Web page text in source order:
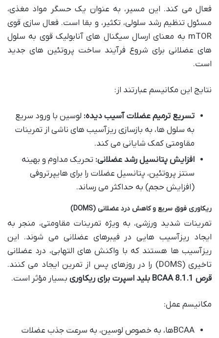
فعال می کند. این مسیر، به عنوان یک حسگر مواد مغذی،
مسئول تنظیم رشد سلولی، تکثیر، و بقا است. فعال سازی قوی
mTOR به معنای ارسال سیگنال های آنابولیک قوی به سلول
های عضلانی برای شروع فرآیند ساخت پروتئین های جدید
است.
نتایج این مکانیسم عبارتند از:
تسریع ترمیم عضلات آسیب دیده: لوسین با ورود سریع
به سلول ها، به بازسازی ریزآسیب های ناشی از تمرینات
مقاومتی کمک شایانی می کند.
افزایش پتانسیل رشد عضلانی: تحریک مداوم و بهینه
سنتز پروتئین، پتانسیل عضلات را برای هایپرتروفی
(افزایش حجم) به حداکثر می رساند.
ریکاوری فوق سریع و کاهش درد عضلانی (DOMS)
تمرینات شدید ورزشی، به ویژه تمرینات مقاومتی، منجر به
ایجاد ریزآسیب هایی در فیبرهای عضلانی می شوند. این
ریزآسیب ها هستند که با واکنش های التهابی، درد عضلانی
تاخیری (DOMS) را در روزهای پس از تمرین ایجاد می کنند.
قرص BCAA 8.1.1 بلید اسپرت برای ریکاوری
بسیار مؤثر است.
مکانیسم عمل:
BCAAها، به خصوص لوسین، به سرعت جذب عضلات